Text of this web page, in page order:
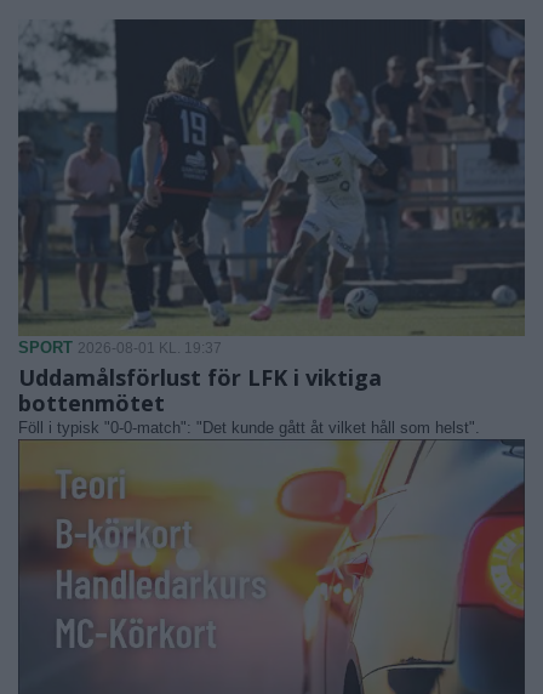
SPORT 2026-08-01 KL. 19:37
Uddamålsförlust för LFK i viktiga
bottenmötet
Föll i typisk "0-0-match": "Det kunde gått åt vilket håll som helst".